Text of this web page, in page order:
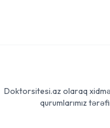
Doktorsitesi.az olaraq
qurumlarımız